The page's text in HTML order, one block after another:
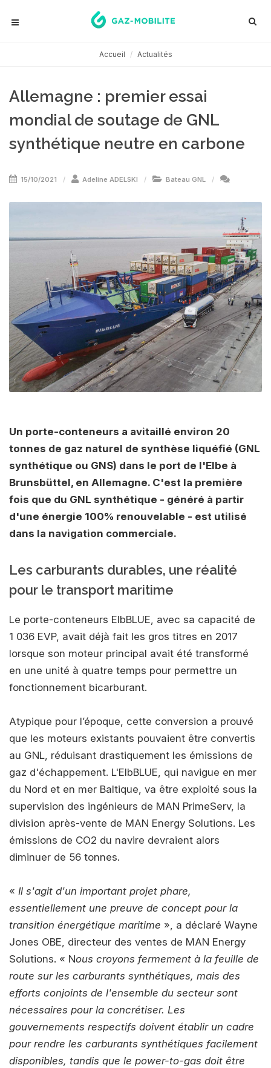
Accueil Actualités
Allemagne : premier essai
mondial de soutage de GNL
synthétique neutre en carbone
15/10/2021 Adeline ADELSKI Bateau GNL
Un porte-conteneurs a avitaillé environ 20
tonnes de gaz naturel de synthèse liquéfié (GNL
synthétique ou GNS) dans le port de l'Elbe à
Brunsbüttel, en Allemagne. C'est la première
fois que du GNL synthétique - généré à partir
d'une énergie 100% renouvelable - est utilisé
dans la navigation commerciale.
Les carburants durables, une réalité
pour le transport maritime
Le porte-conteneurs ElbBLUE, avec sa capacité de
1 036 EVP, avait déjà fait les gros titres en 2017
lorsque son moteur principal avait été transformé
en une unité à quatre temps pour permettre un
fonctionnement bicarburant.
Atypique pour l’époque, cette conversion a prouvé
que les moteurs existants pouvaient être convertis
au GNL, réduisant drastiquement les émissions de
gaz d'échappement. L'ElbBLUE, qui navigue en mer
du Nord et en mer Baltique, va être exploité sous la
supervision des ingénieurs de MAN PrimeServ, la
division après-vente de MAN Energy Solutions. Les
émissions de CO2 du navire devraient alors
diminuer de 56 tonnes.
« Il s'agit d'un important projet phare,
essentiellement une preuve de concept pour la
transition énergétique maritime », a déclaré Wayne
Jones OBE, directeur des ventes de MAN Energy
Solutions. « Nous croyons fermement à la feuille de
route sur les carburants synthétiques, mais des
efforts conjoints de l'ensemble du secteur sont
nécessaires pour la concrétiser. Les
gouvernements respectifs doivent établir un cadre
pour rendre les carburants synthétiques facilement
disponibles, tandis que le power-to-gas doit être